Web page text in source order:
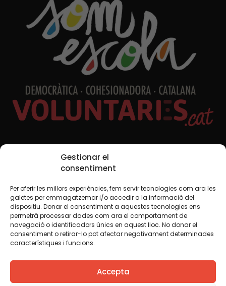
Gestionar el
consentiment
Per oferir les millors experiències, fem servir tecnologies com ara les
galetes per emmagatzemar i/o accedir a la informació del
dispositiu. Donar el consentiment a aquestes tecnologies ens
permetrà processar dades com ara el comportament de
navegació o identificadors únics en aquest lloc. No donar el
consentiment o retirar-lo pot afectar negativament determinades
característiques i funcions.
Accepta
Xarxes Socials
TWT YTB IG FB IN
Avís legalPolítica de cookies
Creiem que el coneixement s’ha de compartir. Per això
fem servir una llicència Creative Commons, llevat que en
algun material indiquem el contrari. Us animem a copiar,